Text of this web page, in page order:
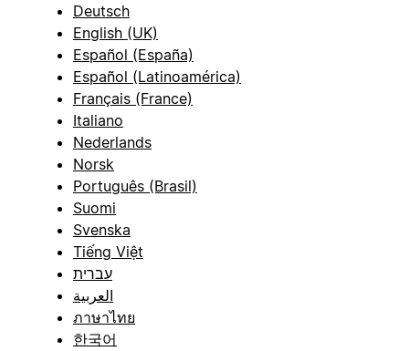
Deutsch
English (UK)
Español (España)
Español (Latinoamérica)
Français (France)
Italiano
Nederlands
Norsk
Português (Brasil)
Suomi
Svenska
Tiếng Việt
עברית
العربية
ภาษาไทย
한국어